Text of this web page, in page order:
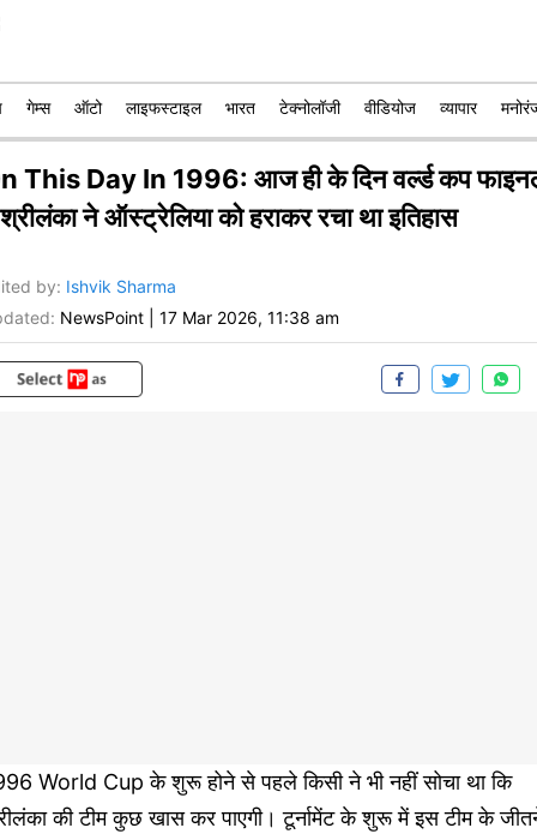
गेम्स ऑटो लाइफस्टाइल भारत टेक्नोलॉजी वीडियोज व्यापार
This Day In 1996: आज ही के दिन वर्ल्ड कप
ने ऑस्ट्रेलिया को हराकर रचा था इतिहास
by: Ishvik Sharma
NewsPoint 17 Mar 2026, 11:38 am
World Cup के शुरू होने से पहले किसी ने भी नहीं सोचा था कि
की टीम कुछ खास कर पाएगी। टूर्नामेंट के शुरू में इस टीम के